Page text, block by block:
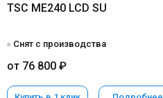
TSC ME240 LCD SU
Снят с производства
от 76 800 ₽